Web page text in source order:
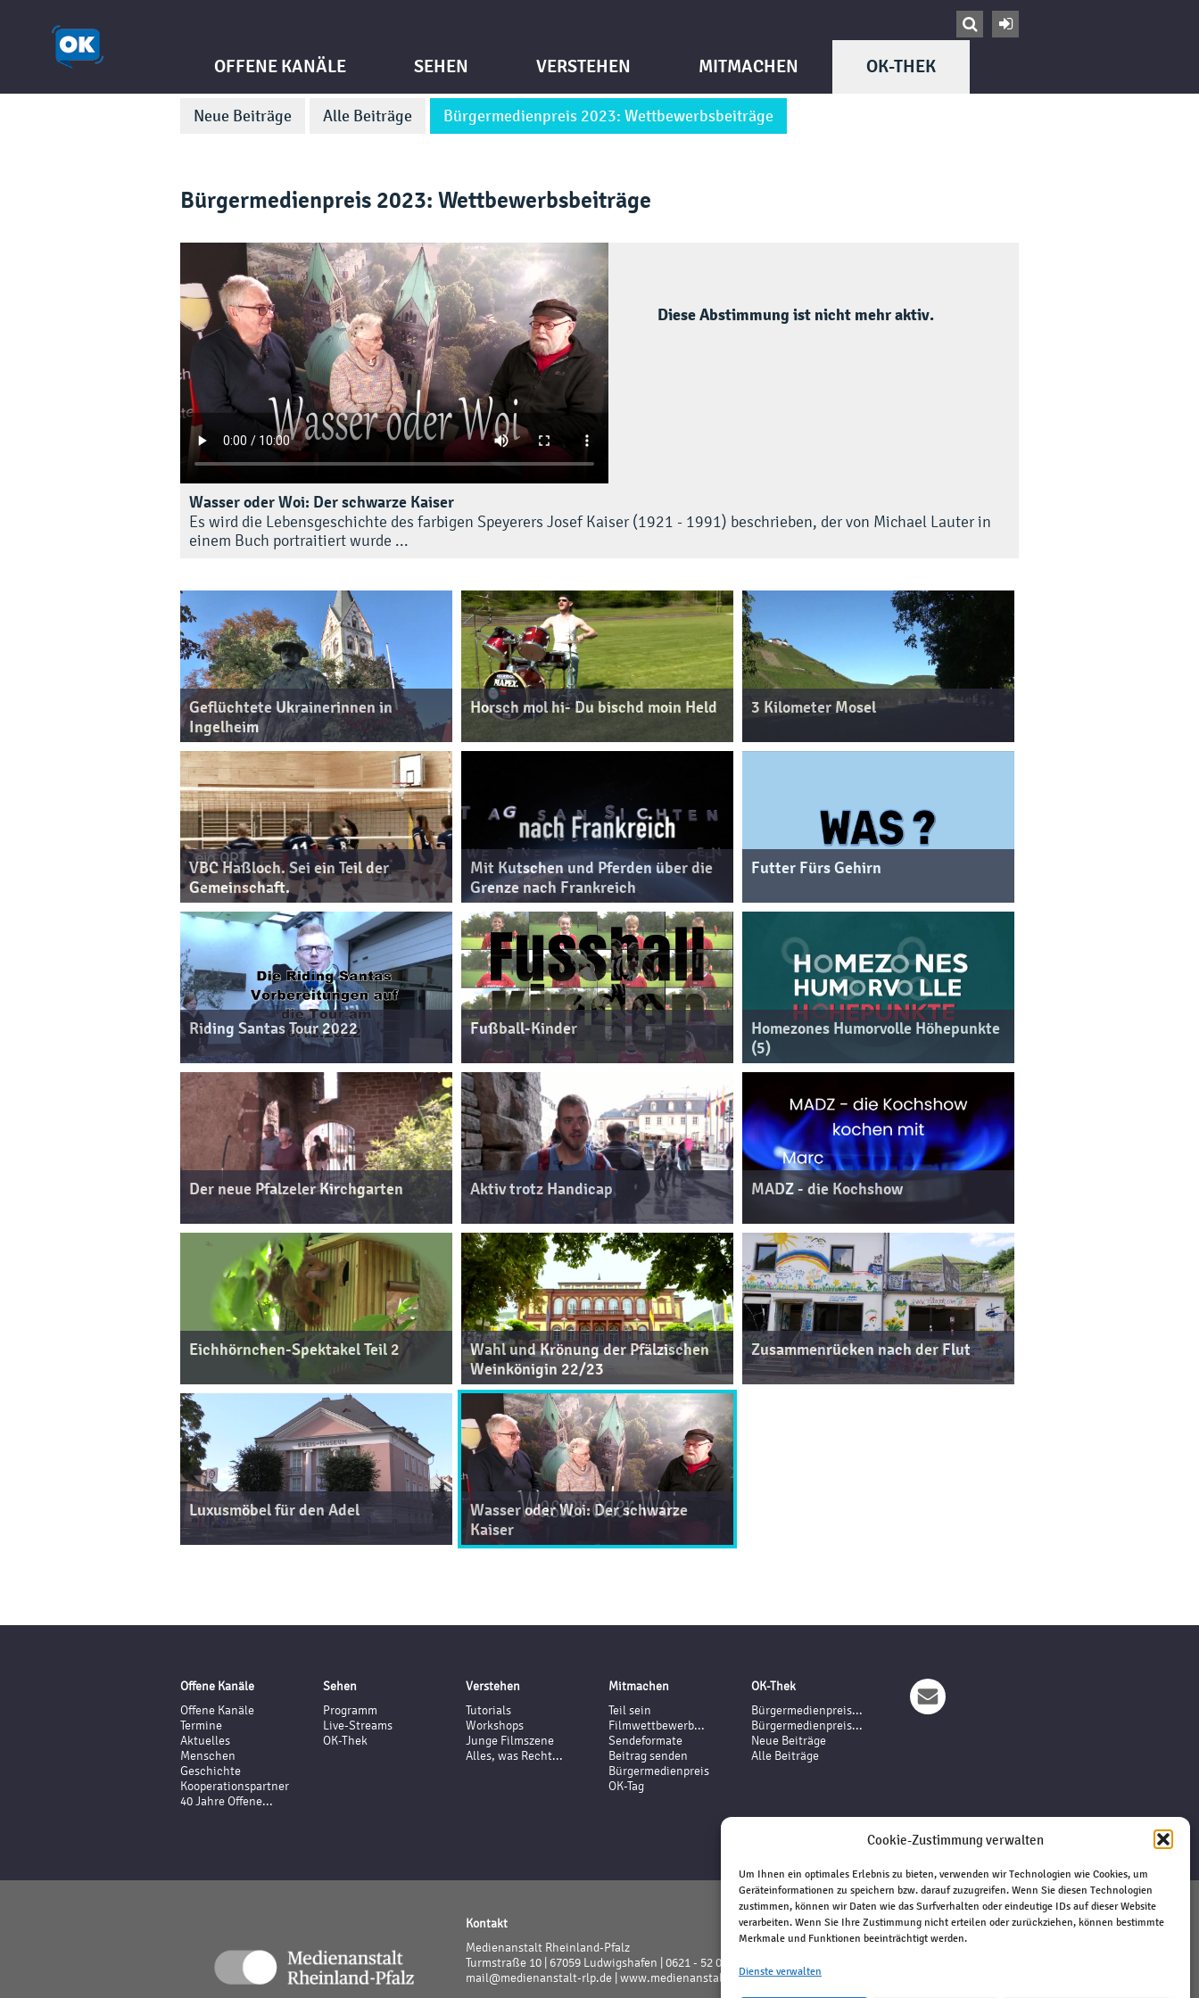
Cookie-Zustimmung verwalten
Um Ihnen ein optimales Erlebnis zu bieten, verwenden wir Technologien wie Cookies, um
Geräteinformationen zu speichern bzw. darauf zuzugreifen. Wenn Sie diesen Technologien
zustimmen, können wir Daten wie das Surfverhalten oder eindeutige IDs auf dieser Website
verarbeiten. Wenn Sie Ihre Zustimmung nicht erteilen oder zurückziehen, können bestimmte
Merkmale und Funktionen beeinträchtigt werden.
Dienste verwalten


OFFENE KANÄLE SEHEN VERSTEHEN MITMACHEN OK-THEK
Neue Beiträge Alle Beiträge Bürgermedienpreis 2023: Wettbewerbsbeiträge
Bürgermedienpreis 2023: Wettbewerbsbeiträge
Diese Abstimmung ist nicht mehr aktiv.
Wasser oder Woi: Der schwarze Kaiser
Es wird die Lebensgeschichte des farbigen Speyerers Josef Kaiser (1921 - 1991) beschrieben, der von Michael Lauter in
einem Buch portraitiert wurde ...
Geflüchtete Ukrainerinnen in
Ingelheim
Horsch mol hi- Du bischd moin Held 3 Kilometer Mosel
VBC Haßloch. Sei ein Teil der
Gemeinschaft.
Mit Kutschen und Pferden über die
Grenze nach Frankreich
Futter Fürs Gehirn
Riding Santas Tour 2022 Fußball-Kinder
Homezones Humorvolle Höhepunkte
(5)
Der neue Pfalzeler Kirchgarten Aktiv trotz Handicap MADZ - die Kochshow
Eichhörnchen-Spektakel Teil 2
Wahl und Krönung der Pfälzischen
Weinkönigin 22/23
Zusammenrücken nach der Flut
Luxusmöbel für den Adel
Wasser oder Woi: Der schwarze
Kaiser
Offene Kanäle
Offene Kanäle
Termine
Aktuelles
Menschen
Geschichte
Kooperationspartner
40 Jahre Offene...
Sehen
Programm
Live-Streams
OK-Thek
Verstehen
Tutorials
Workshops
Junge Filmszene
Alles, was Recht...
Mitmachen
Teil sein
Filmwettbewerb...
Sendeformate
Beitrag senden
Bürgermedienpreis
OK-Tag
OK-Thek
Bürgermedienpreis...
Bürgermedienpreis...
Neue Beiträge
Alle Beiträge
Kontakt
Medienanstalt Rheinland-Pfalz
Turmstraße 10 | 67059 Ludwigshafen | 0621 - 52 02 - 0
mail@medienanstalt-rlp.de | www.medienanstalt-rlp.de
Impressum
Haftungsausschluss